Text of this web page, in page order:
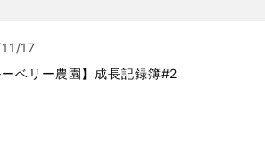
17
ーベリー農園】成長記録簿#2